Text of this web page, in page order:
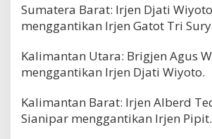
Sumatera Barat: Irjen Djati Wiyoto
menggantikan Irjen Gatot Tri
Kalimantan Utara: Brigjen Agus
menggantikan Irjen Djati Wiyoto.
Kalimantan Barat: Irjen Alberd
Sianipar menggantikan Irjen Pipit.